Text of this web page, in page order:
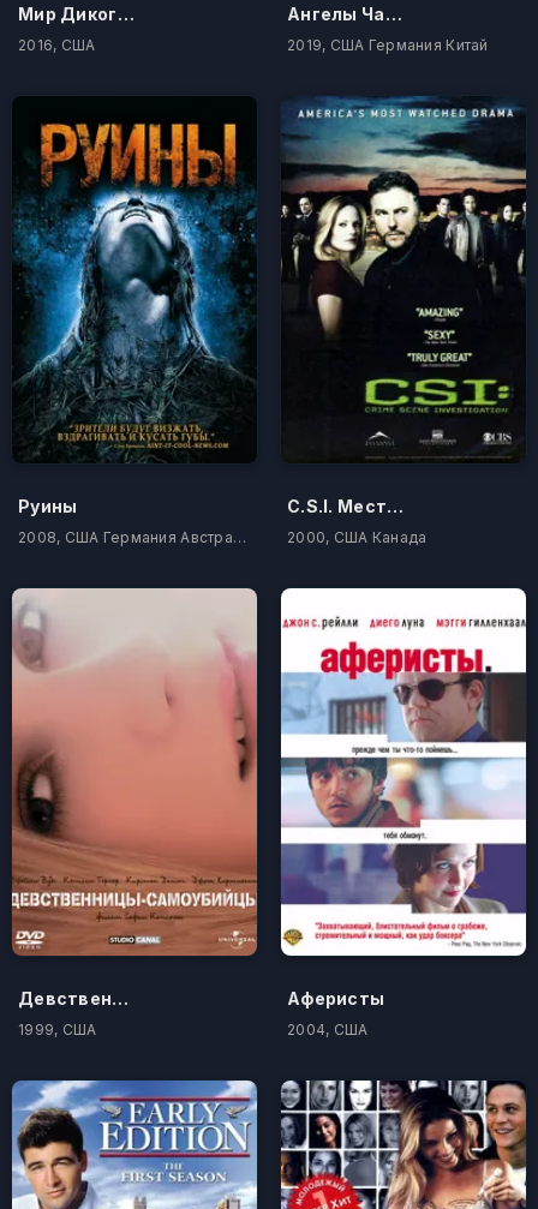
Мир Дикого запада
2016, США
Ангелы Чарли
2019, США Германия Китай
Руины
2008, США Германия Австралия
C.S.I. Место преступления
2000, США Канада
Девственницы-самоубийцы
1999, США
Аферисты
2004, США